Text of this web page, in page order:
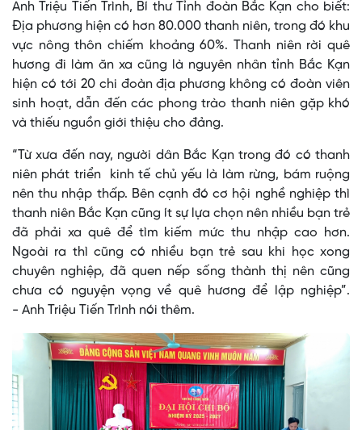
Anh Triệu Tiến Trình, Bí thư Tỉnh đoàn Bắc Kạn cho biết:
Địa phương hiện có hơn 80.000 thanh niên, trong đó khu
vực nông thôn chiếm khoảng 60%. Thanh niên rời quê
hương đi làm ăn xa cũng là nguyên nhân tỉnh Bắc Kạn
hiện có tới 20 chi đoàn địa phương không có đoàn viên
sinh hoạt, dẫn đến các phong trào thanh niên gặp khó
và thiếu nguồn giới thiệu cho đảng.
“Từ xưa đến nay, người dân Bắc Kạn trong đó có thanh
niên phát triển kinh tế chủ yếu là làm rừng, bám ruộng
nên thu nhập thấp. Bên cạnh đó cơ hội nghề nghiệp thì
thanh niên Bắc Kạn cũng ít sự lựa chọn nên nhiều bạn trẻ
đã phải xa quê để tìm kiếm mức thu nhập cao hơn.
Ngoài ra thì cũng có nhiều bạn trẻ sau khi học xong
chuyên nghiệp, đã quen nếp sống thành thị nên cũng
chưa có nguyện vọng về quê hương để lập nghiệp”.
- Anh Triệu Tiến Trình nói thêm.